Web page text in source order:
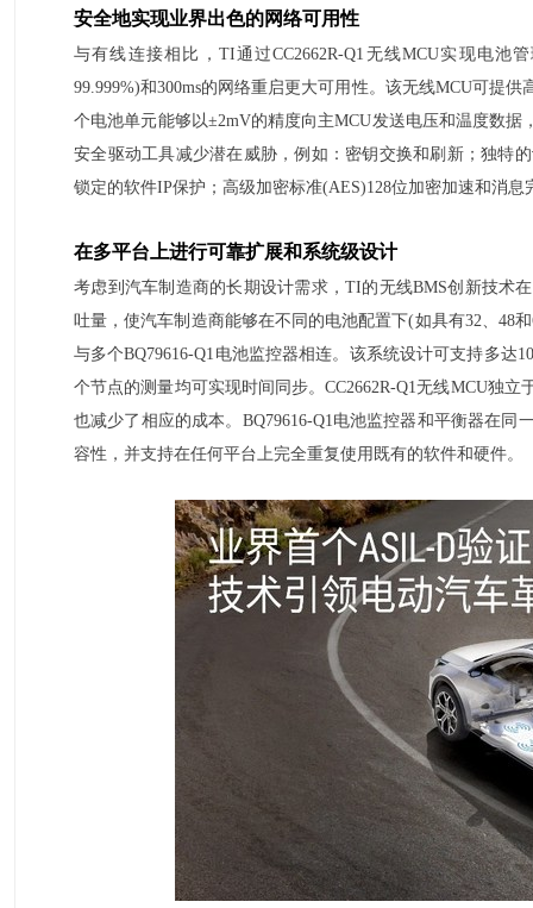
安全地实现业界出色的网络可用性
与有线连接相比，TI通过CC2662R-Q1无线MCU实现电
99.999%)和300ms的网络重启更大可用性。该无线MCU可提
个电池单元能够以±2mV的精度向主MCU发送电压和温度数
安全驱动工具减少潜在威胁，例如：密钥交换和刷新；独特
锁定的软件IP保护；高级加密标准(AES)128位加密加速和消息
在多平台上进行可靠扩展和系统级设计
考虑到汽车制造商的长期设计需求，TI的无线BMS创新技术
吐量，使汽车制造商能够在不同的电池配置下(如具有32、48
与多个BQ79616-Q1电池监控器相连。该系统设计可支持多达
个节点的测量均可实现时间同步。CC2662R-Q1无线MCU独
也减少了相应的成本。BQ79616-Q1电池监控器和平衡器在
容性，并支持在任何平台上完全重复使用既有的软件和硬件。